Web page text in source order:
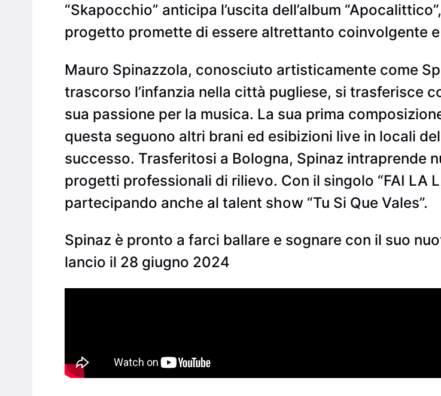
“Skapocchio” anticipa l’uscita dell’album
progetto promette di essere altrettanto coinvolgente
Mauro Spinazzola, conosciuto artisticamente come
trascorso l’infanzia nella città pugliese, si trasferisce
sua passione per la musica. La sua prima
questa seguono altri brani ed esibizioni live in locali
successo. Trasferitosi a Bologna, Spinaz intraprende
progetti professionali di rilievo. Con il singolo “FAI LA
partecipando anche al talent show “Tu Si Que Vales”.
Spinaz è pronto a farci ballare e sognare con il suo
lancio il 28 giugno 2024